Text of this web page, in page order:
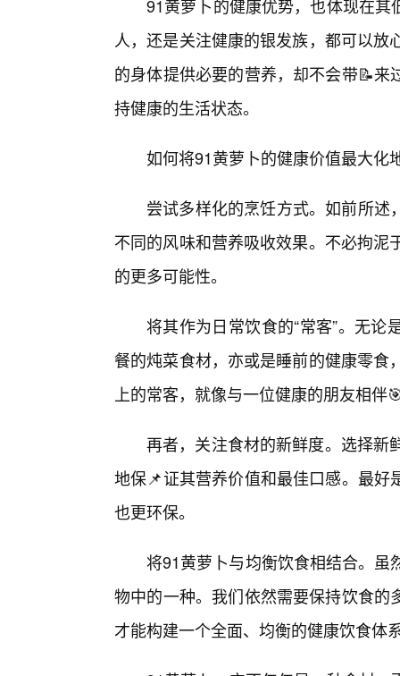
91黄萝卜的健康优势，也体现在
人，还是关注健康的银发族，都可以
的身体提供必要的营养，却不会带📝
持健康的生活状态。
如何将91黄萝卜的健康价值最大化
尝试多样化的烹饪方式。如前所
不同的风味和营养吸收效果。不必拘
的更多可能性。
将其作为日常饮食的“常客”。无
餐的炖菜食材，亦或是睡前的健康零
上的常客，就像与一位健康的朋友相伴
再者，关注食材的新鲜度。选择新
地保📌证其营养价值和最佳口感。最
也更环保。
将91黄萝卜与均衡饮食相结合。
物中的一种。我们依然需要保持饮食
才能构建一个全面、均衡的健康饮食体